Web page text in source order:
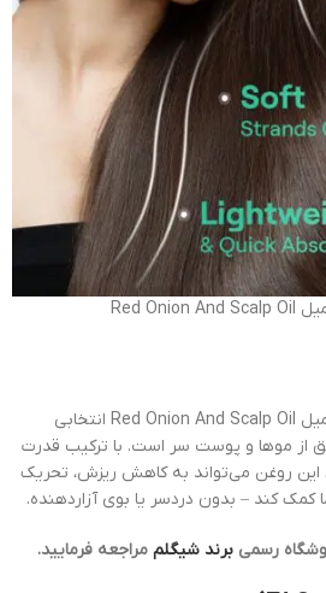
روغن مو پیاز قرمز شیگلم 15میل Red Onion And Scalp Oil انتخابی
از موها و پوست سر است. با ترکیب قدرت
روغن می‌تواند به کاهش ریزش، تحریک
کند – بدون دردسر یا بوی آزاردهنده.
رسمی برند شیگلم مراجعه فرمایید.